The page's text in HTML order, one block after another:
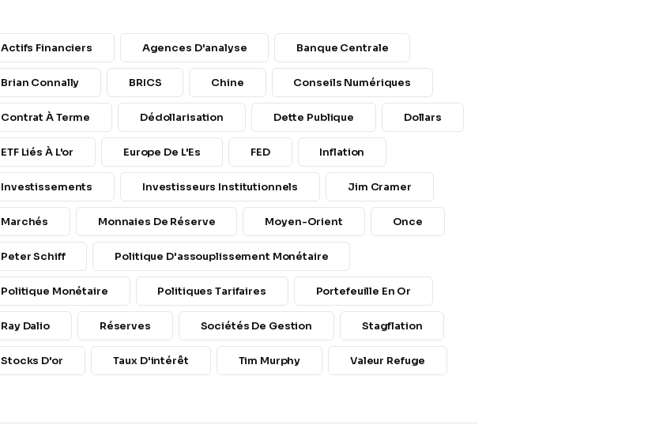
Actifs Financiers Agences D'analyse Banque Centrale
Brian Connally BRICS Chine Conseils Numériques
Contrat À Terme Dédollarisation Dette Publique Dollars
ETF Liés À L'or Europe De L'Es FED Inflation
Investissements Investisseurs Institutionnels Jim Cramer
Marchés Monnaies De Réserve Moyen-Orient Once
Peter Schiff Politique D'assouplissement Monétaire
Politique Monétaire Politiques Tarifaires Portefeuille En Or
Ray Dalio Réserves Sociétés De Gestion Stagflation
Stocks D'or Taux D'intérêt Tim Murphy Valeur Refuge